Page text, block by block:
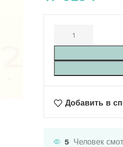
Добавить в
5 Человек